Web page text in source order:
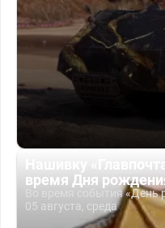
Нашивку
время Дня
Во время события «День
05 августа, среда